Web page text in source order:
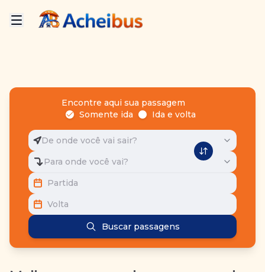
Encontre aqui sua passagem
Somente ida
Ida e volta
De onde você vai sair?
Para onde você vai?
Partida
Volta
Buscar passagens